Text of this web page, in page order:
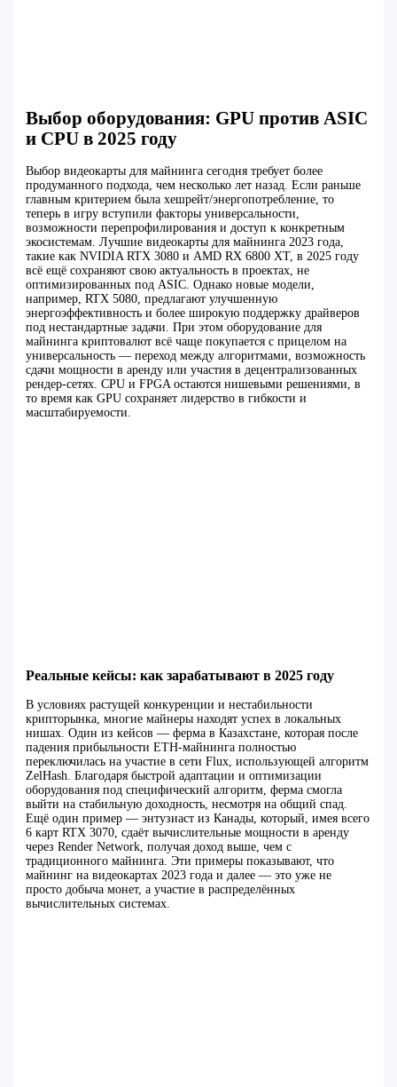
Выбор оборудования: GPU против ASIC
и CPU в 2025 году
Выбор видеокарты для майнинга сегодня требует более
продуманного подхода, чем несколько лет назад. Если раньше
главным критерием была хешрейт/энергопотребление, то
теперь в игру вступили факторы универсальности,
возможности перепрофилирования и доступ к конкретным
экосистемам. Лучшие видеокарты для майнинга 2023 года,
такие как NVIDIA RTX 3080 и AMD RX 6800 XT, в 2025 году
всё ещё сохраняют свою актуальность в проектах, не
оптимизированных под ASIC. Однако новые модели,
например, RTX 5080, предлагают улучшенную
энергоэффективность и более широкую поддержку драйверов
под нестандартные задачи. При этом оборудование для
майнинга криптовалют всё чаще покупается с прицелом на
универсальность — переход между алгоритмами, возможность
сдачи мощности в аренду или участия в децентрализованных
рендер-сетях. CPU и FPGA остаются нишевыми решениями, в
то время как GPU сохраняет лидерство в гибкости и
масштабируемости.
Реальные кейсы: как зарабатывают в 2025 году
В условиях растущей конкуренции и нестабильности
крипторынка, многие майнеры находят успех в локальных
нишах. Один из кейсов — ферма в Казахстане, которая после
падения прибыльности ETH-майнинга полностью
переключилась на участие в сети Flux, использующей алгоритм
ZelHash. Благодаря быстрой адаптации и оптимизации
оборудования под специфический алгоритм, ферма смогла
выйти на стабильную доходность, несмотря на общий спад.
Ещё один пример — энтузиаст из Канады, который, имея всего
6 карт RTX 3070, сдаёт вычислительные мощности в аренду
через Render Network, получая доход выше, чем с
традиционного майнинга. Эти примеры показывают, что
майнинг на видеокартах 2023 года и далее — это уже не
просто добыча монет, а участие в распределённых
вычислительных системах.